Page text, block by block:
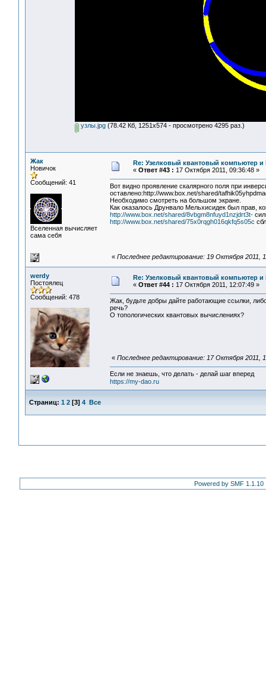
узлы.jpg (78.42 Кб, 1251x574 - просмотрено 4295 раз.)
Жак
Новичок
Сообщений: 41
Вселенная вычисляет
сама себя
Re: Узелковый квантовый компьютер и
« Ответ #43 : 17 Октября 2011, 09:36:48 »
Вот видно проявление скалярного поля при
оставлено:http://www.box.net/shared/
Необходимо смотреть на большом экране.
Как оказалось Друнвало Мельхисидек был прав,
http://www.box.net/shared/8vbgm8nfuyd1nzjdrt3t-
http://www.box.net/shared/75x0rqgh016qkfq5s05c
« Последнее редактирование: 19 Октября 2011,
werdy
Постоялец
Сообщений: 478
Re: Узелковый квантовый компьютер и
« Ответ #44 : 17 Октября 2011, 12:07:49 »
Жак, будьте добры дайте работающие ссылки,
речь?
О топологических квантовых вычислениях?
« Последнее редактирование: 17 Октября 2011,
Если не знаешь, что делать - делай шаг вперед
https://my-dao.ru
Страниц: 1 2 [3] 4 Все
Powered by SMF 1.1.10